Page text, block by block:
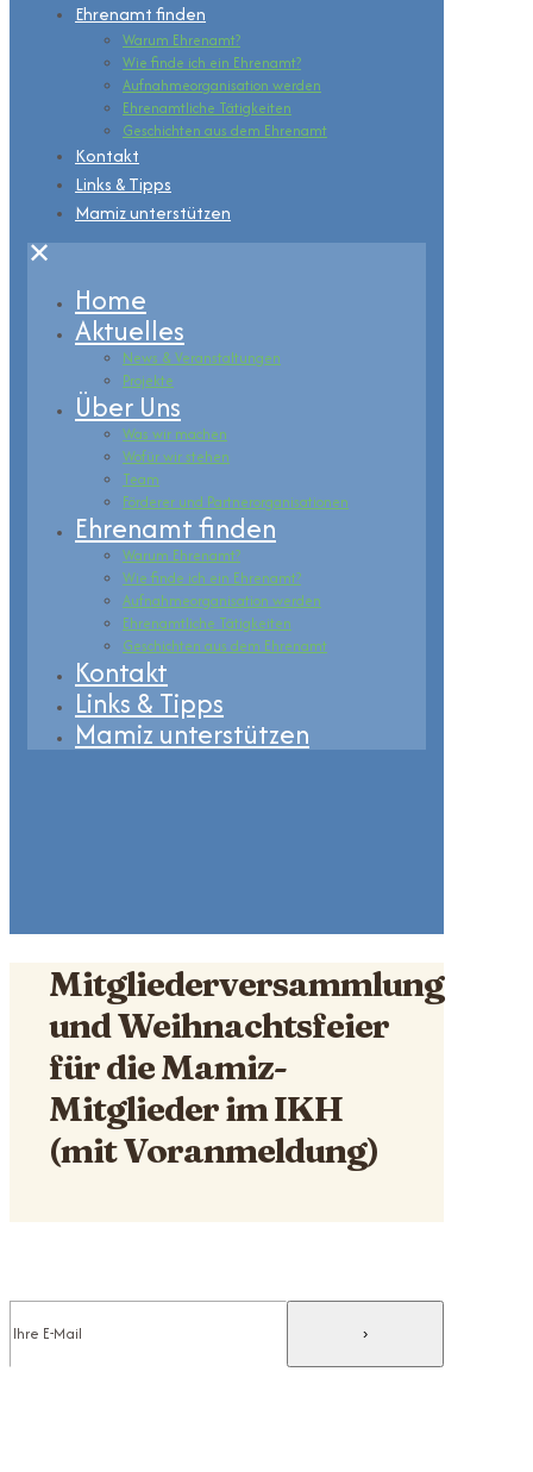
Ehrenamt finden
Warum Ehrenamt?
Wie finde ich ein Ehrenamt?
Aufnahmeorganisation werden
Ehrenamtliche Tätigkeiten
Geschichten aus dem Ehrenamt
Kontakt
Links & Tipps
Mamiz unterstützen
✕
Home
Aktuelles
News & Veranstaltungen
Projekte
Über Uns
Was wir machen
Wofür wir stehen
Team
Förderer und Partnerorganisationen
Ehrenamt finden
Warum Ehrenamt?
Wie finde ich ein Ehrenamt?
Aufnahmeorganisation werden
Ehrenamtliche Tätigkeiten
Geschichten aus dem Ehrenamt
Kontakt
Links & Tipps
Mamiz unterstützen
Mitgliederversammlung
und Weihnachtsfeier
für die Mamiz-
Mitglieder im IKH
(mit Voranmeldung)